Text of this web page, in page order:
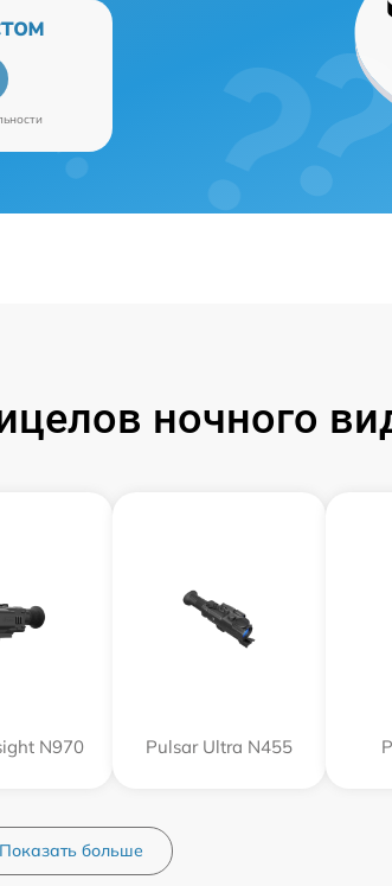
ночного
N970 Pulsar Ultra N455
Показать больше